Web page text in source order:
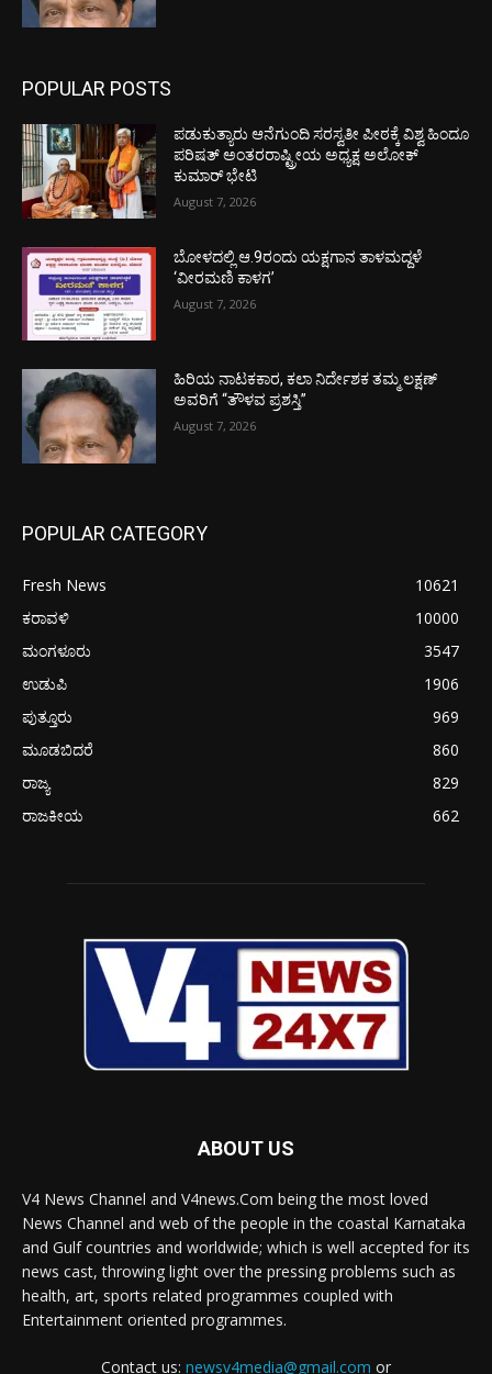
POPULAR POSTS
ಪಡುಕುತ್ಯಾರು ಆನೆಗುಂದಿ ಸರಸ್ವತೀ ಪೀಠಕ್ಕೆ ವಿಶ್ವ ಹಿಂದೂ
ಪರಿಷತ್ ಅಂತರರಾಷ್ಟ್ರೀಯ ಅಧ್ಯಕ್ಷ ಅಲೋಕ್
ಕುಮಾರ್ ಭೇಟಿ
August 7, 2026
ಬೋಳದಲ್ಲಿ ಆ.9ರಂದು ಯಕ್ಷಗಾನ ತಾಳಮದ್ದಳೆ
‘ವೀರಮಣಿ ಕಾಳಗ’
August 7, 2026
ಹಿರಿಯ ನಾಟಕಕಾರ, ಕಲಾ ನಿರ್ದೇಶಕ ತಮ್ಮ ಲಕ್ಷಣ್
ಅವರಿಗೆ “ತೌಳವ ಪ್ರಶಸ್ತಿ”
August 7, 2026
POPULAR CATEGORY
Fresh News
10621
ಕರಾವಳಿ
10000
ಮಂಗಳೂರು
3547
ಉಡುಪಿ
1906
ಪುತ್ತೂರು
969
ಮೂಡಬಿದರೆ
860
ರಾಜ್ಯ
829
ರಾಜಕೀಯ
662
ABOUT US
V4 News Channel and V4news.Com being the most loved
News Channel and web of the people in the coastal Karnataka
and Gulf countries and worldwide; which is well accepted for its
news cast, throwing light over the pressing problems such as
health, art, sports related programmes coupled with
Entertainment oriented programmes.
Contact us: newsv4media@gmail.com or